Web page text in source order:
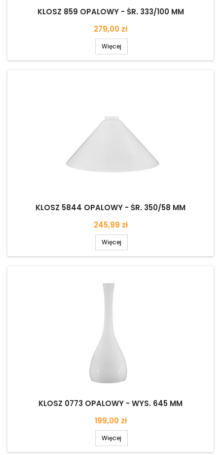
KLOSZ 859 OPALOWY - ŚR. 333/100 MM
Cena
279,00 zł
Więcej
KLOSZ 5844 OPALOWY - ŚR. 350/58 MM
Cena
245,99 zł
Więcej
KLOSZ 0773 OPALOWY - WYS. 645 MM
Cena
199,00 zł
Więcej